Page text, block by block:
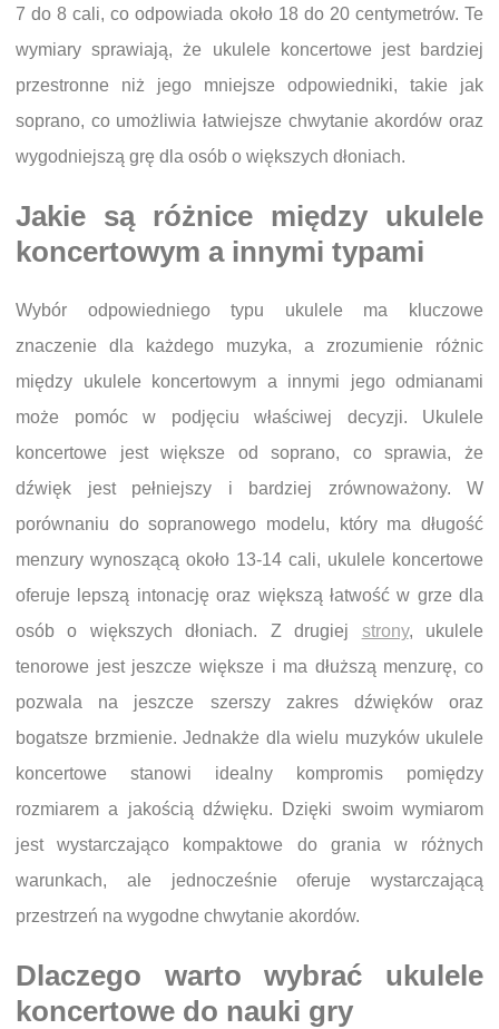
7 do 8 cali, co odpowiada około 18 do 20 centymetrów. Te
wymiary sprawiają, że ukulele koncertowe jest bardziej
przestronne niż jego mniejsze odpowiedniki, takie jak
soprano, co umożliwia łatwiejsze chwytanie akordów oraz
wygodniejszą grę dla osób o większych dłoniach.
Jakie są różnice między ukulele
koncertowym a innymi typami
Wybór odpowiedniego typu ukulele ma kluczowe
znaczenie dla każdego muzyka, a zrozumienie różnic
między ukulele koncertowym a innymi jego odmianami
może pomóc w podjęciu właściwej decyzji. Ukulele
koncertowe jest większe od soprano, co sprawia, że
dźwięk jest pełniejszy i bardziej zrównoważony. W
porównaniu do sopranowego modelu, który ma długość
menzury wynoszącą około 13-14 cali, ukulele koncertowe
oferuje lepszą intonację oraz większą łatwość w grze dla
osób o większych dłoniach. Z drugiej strony, ukulele
tenorowe jest jeszcze większe i ma dłuższą menzurę, co
pozwala na jeszcze szerszy zakres dźwięków oraz
bogatsze brzmienie. Jednakże dla wielu muzyków ukulele
koncertowe stanowi idealny kompromis pomiędzy
rozmiarem a jakością dźwięku. Dzięki swoim wymiarom
jest wystarczająco kompaktowe do grania w różnych
warunkach, ale jednocześnie oferuje wystarczającą
przestrzeń na wygodne chwytanie akordów.
Dlaczego warto wybrać ukulele
koncertowe do nauki gry